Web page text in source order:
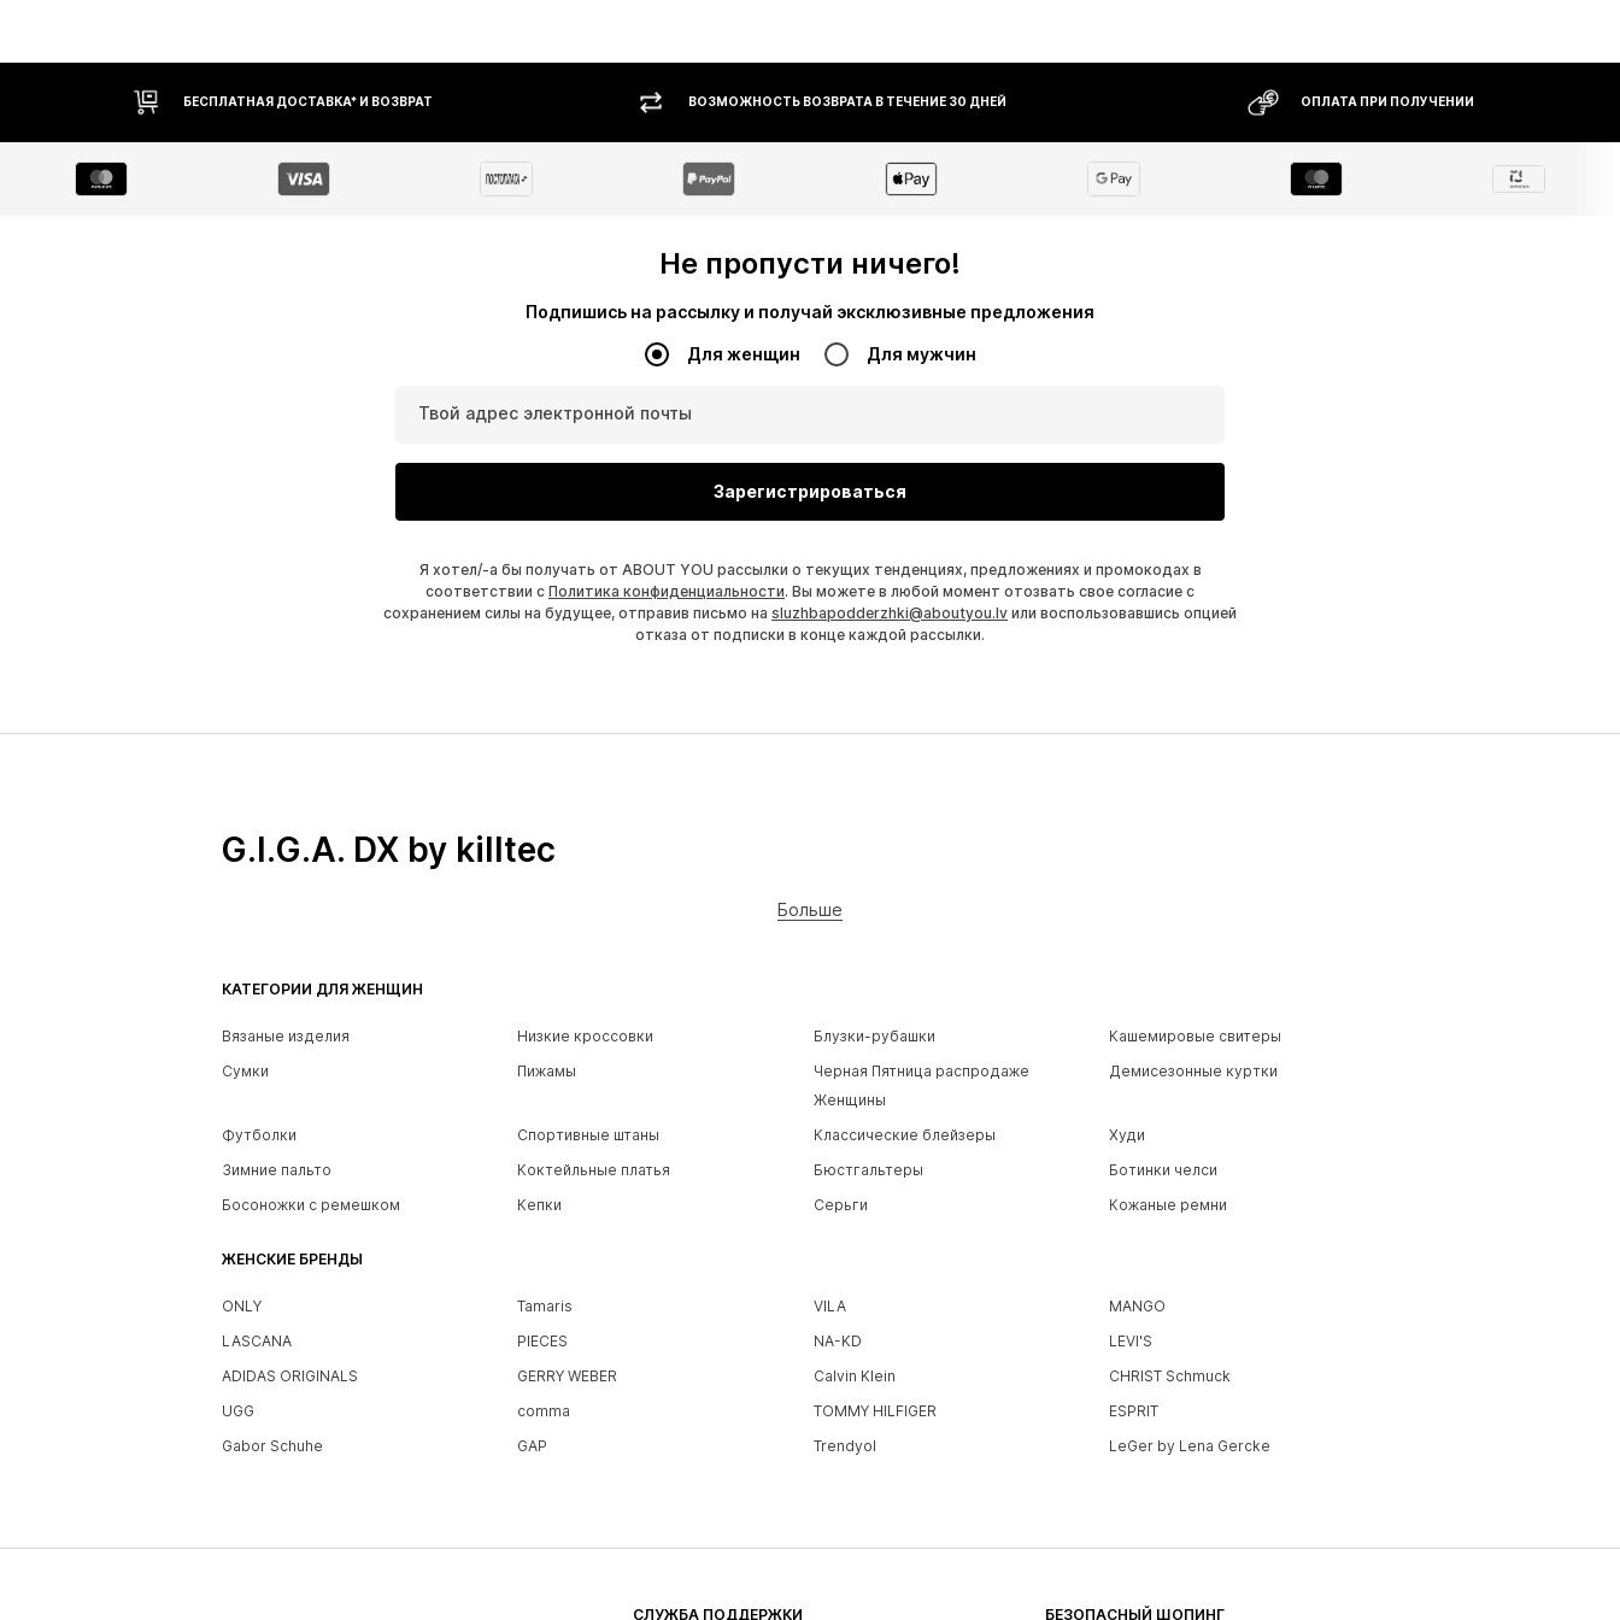
БЕСПЛАТНАЯ ДОСТАВКА* И ВОЗВРАТ ВОЗМОЖНОСТЬ ВОЗВРАТА В ТЕЧЕНИЕ 30 ДНЕЙ ОПЛАТА ПРИ ПОЛУЧЕНИИ
Не пропусти ничего!
Подпишись на рассылку и получай эксклюзивные предложения
Для женщин Для мужчин
Твой адрес электронной почты
Зарегистрироваться
Я хотел/-а бы получать от ABOUT YOU рассылки о текущих тенденциях, предложениях и промокодах в
соответствии с Политика конфиденциальности. Вы можете в любой момент отозвать свое согласие с
сохранением силы на будущее, отправив письмо на sluzhbapodderzhki@aboutyou.lv или воспользовавшись опцией
отказа от подписки в конце каждой рассылки.
КАТЕГОРИИ ДЛЯ ЖЕНЩИН
Вязаные изделия Низкие кроссовки Блузки-рубашки
Кашемировые свитеры
Сумки
Пижамы
Черная Пятница распродаже
Женщины
Демисезонные куртки
Футболки Спортивные штаны Классические блейзеры
Худи
Зимние пальто
Коктейльные платья Бюстгальтеры
Ботинки челси
Босоножки с ремешком
Кепки Серьги Кожаные ремни
ЖЕНСКИЕ БРЕНДЫ
ONLY Tamaris VILA
MANGO
LASCANA
PIECES NA-KD
LEVI'S
ADIDAS ORIGINALS
GERRY WEBER Calvin Klein
CHRIST Schmuck
UGG
comma TOMMY HILFIGER
ESPRIT
Gabor Schuhe
GAP Trendyol LeGer by Lena Gercke
СЛУЖБА ПОДДЕРЖКИ БЕЗОПАСНЫЙ ШОПИНГ
G.I.G.A. DX by killtec
Больше